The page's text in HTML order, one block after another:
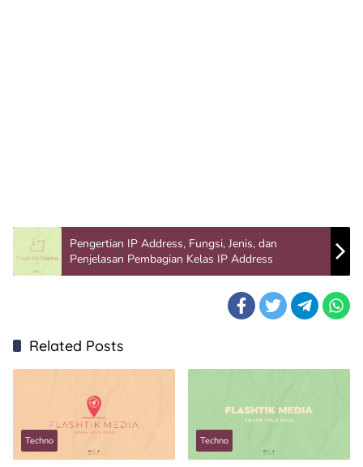
Pengertian IP Address, Fungsi, Jenis, dan
Penjelasan Pembagian Kelas IP Address
Related Posts
Techno Techno